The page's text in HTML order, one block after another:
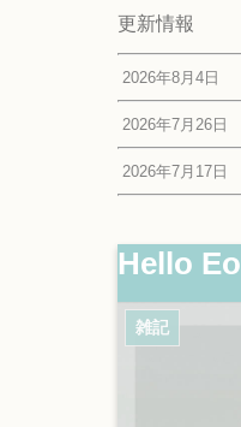
更新情報
2026年8月4日
2026年7月26日
2026年7月17日
Hello
雑記